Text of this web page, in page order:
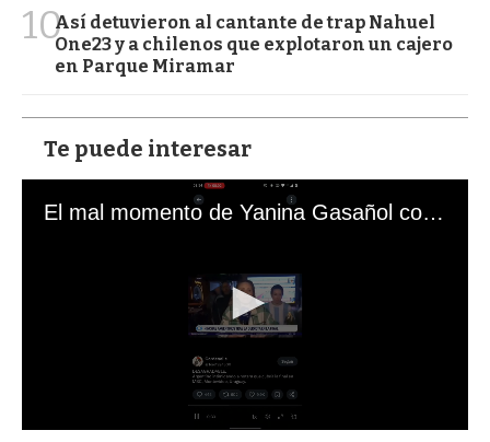
10Así detuvieron al cantante de trap Nahuel
One23 y a chilenos que explotaron un cajero
en Parque Miramar
Te puede interesar
El mal momento de Yanina Gasañol con un hincha argentino en "Subrayado"